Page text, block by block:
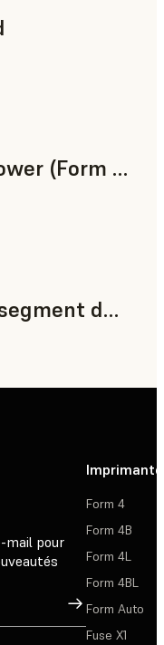
Flexible 80A Dust Blower (Form 4)
Base de prothèse et segment dentaire
mail pour
Inscription
Form 4
Form 4B
Form 4L
Form 4BL
Form Auto
Fuse X1